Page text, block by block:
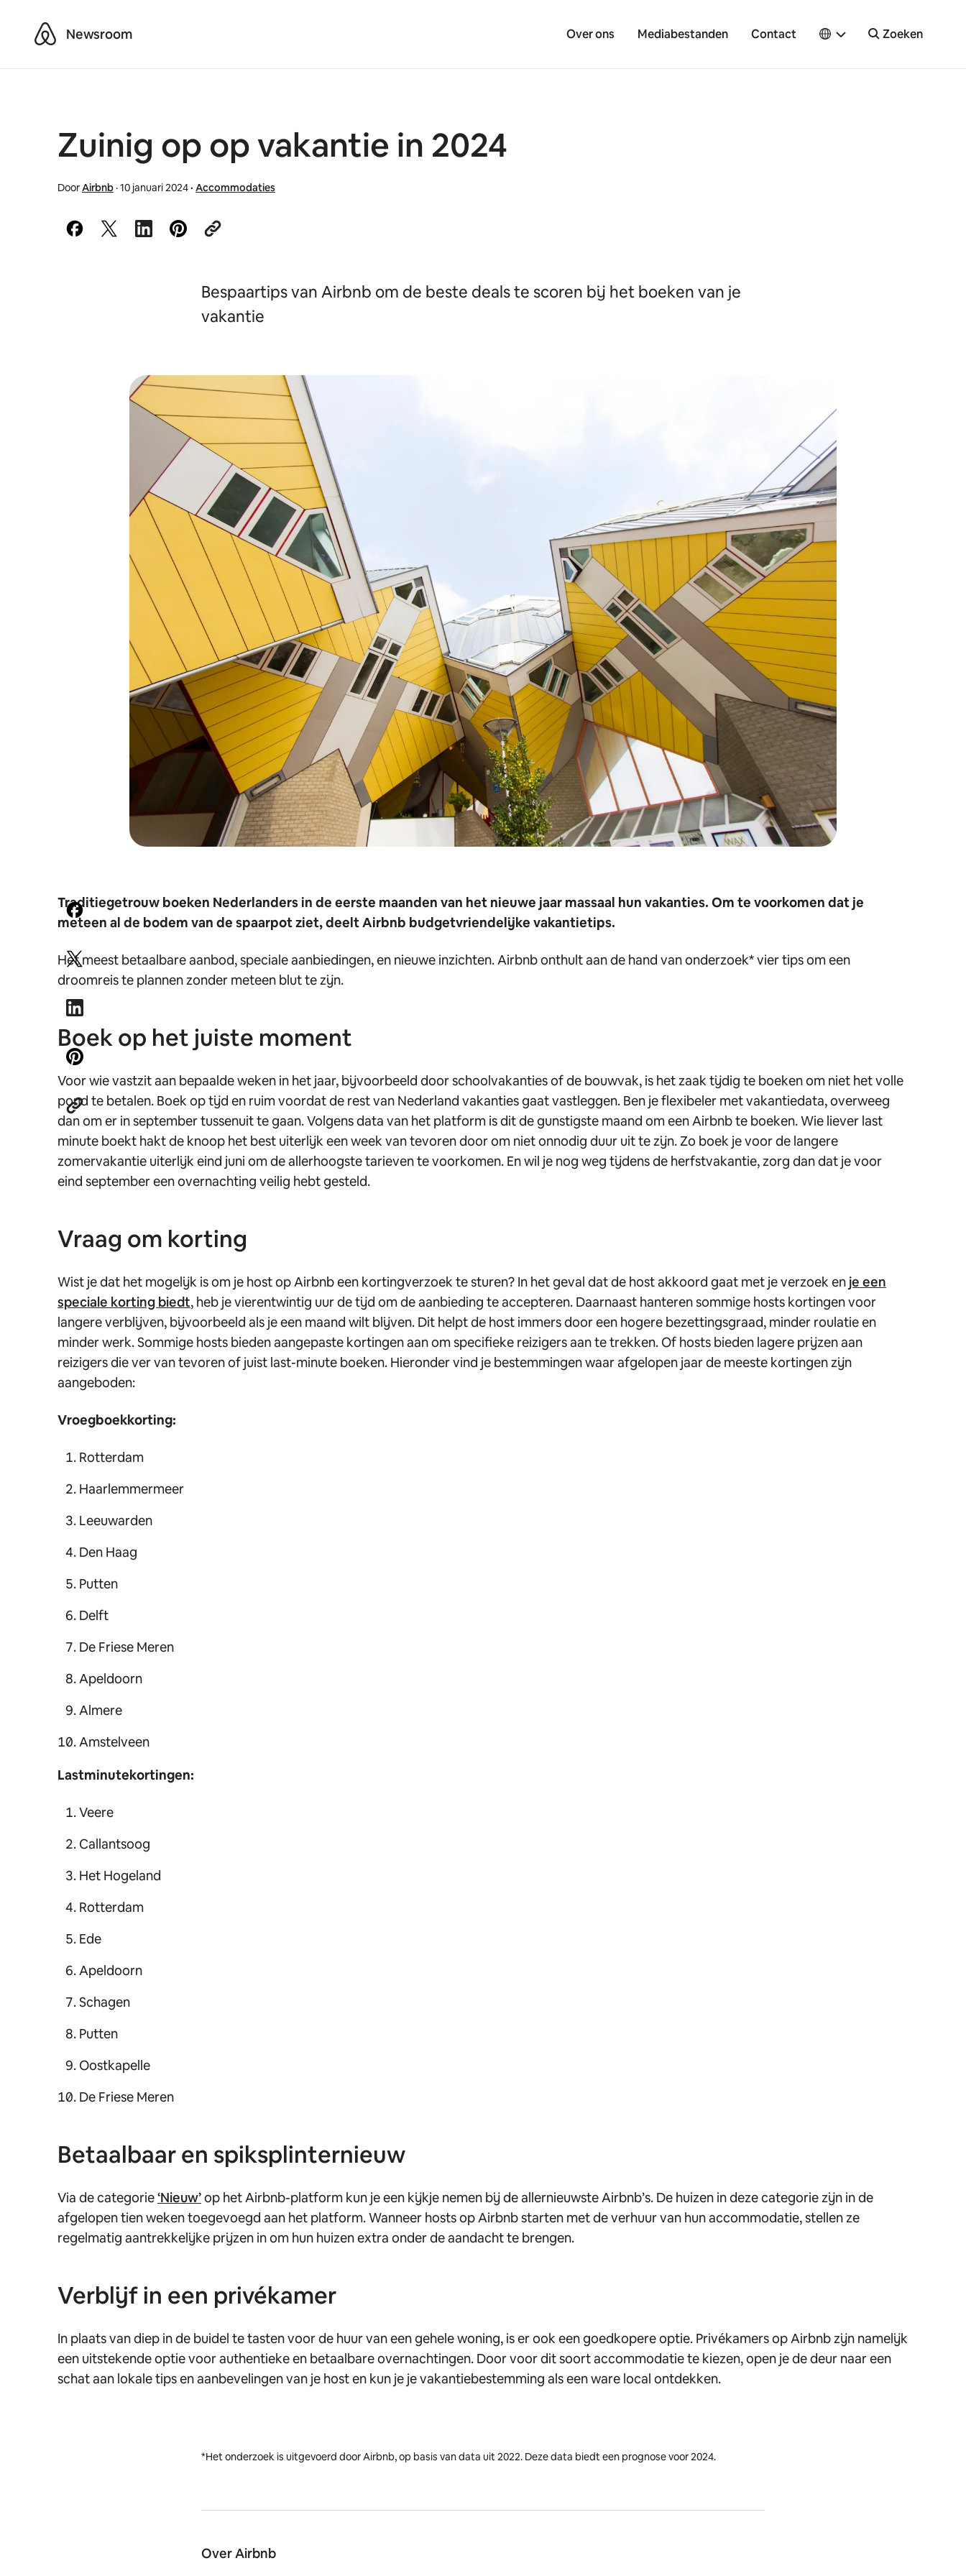
AirbnbNewsroom Over ons Mediabestanden Contact Zoeken
Zuinig op op vakantie in 2024
DoorAirbnb·10 januari 2024· Accommodaties
Bespaartips van Airbnb om de beste deals te scoren bij het boeken van je
vakantie
Traditiegetrouw boeken Nederlanders in de eerste maanden van het nieuwe jaar massaal hun vakanties. Om te voorkomen dat je
meteen al de bodem van de spaarpot ziet, deelt Airbnb budgetvriendelijke vakantietips.
Het meest betaalbare aanbod, speciale aanbiedingen, en nieuwe inzichten. Airbnb onthult aan de hand van onderzoek* vier tips om een
droomreis te plannen zonder meteen blut te zijn.
Boek op het juiste moment
Voor wie vastzit aan bepaalde weken in het jaar, bijvoorbeeld door schoolvakanties of de bouwvak, is het zaak tijdig te boeken om niet het volle
pond te betalen. Boek op tijd en ruim voordat de rest van Nederland vakanties gaat vastleggen. Ben je flexibeler met vakantiedata, overweeg
dan om er in september tussenuit te gaan. Volgens data van het platform is dit de gunstigste maand om een Airbnb te boeken. Wie liever last
minute boekt hakt de knoop het best uiterlijk een week van tevoren door om niet onnodig duur uit te zijn. Zo boek je voor de langere
zomervakantie uiterlijk eind juni om de allerhoogste tarieven te voorkomen. En wil je nog weg tijdens de herfstvakantie, zorg dan dat je voor
eind september een overnachting veilig hebt gesteld.
Vraag om korting
Wist je dat het mogelijk is om je host op Airbnb een kortingverzoek te sturen? In het geval dat de host akkoord gaat met je verzoek en je een
speciale korting biedt, heb je vierentwintig uur de tijd om de aanbieding te accepteren. Daarnaast hanteren sommige hosts kortingen voor
langere verblijven, bijvoorbeeld als je een maand wilt blijven. Dit helpt de host immers door een hogere bezettingsgraad, minder roulatie en
minder werk. Sommige hosts bieden aangepaste kortingen aan om specifieke reizigers aan te trekken. Of hosts bieden lagere prijzen aan
reizigers die ver van tevoren of juist last-minute boeken. Hieronder vind je bestemmingen waar afgelopen jaar de meeste kortingen zijn
aangeboden:
Vroegboekkorting:
Rotterdam
Haarlemmermeer
Leeuwarden
Den Haag
Putten
Delft
De Friese Meren
Apeldoorn
Almere
Amstelveen
Lastminutekortingen:
Veere
Callantsoog
Het Hogeland
Rotterdam
Ede
Apeldoorn
Schagen
Putten
Oostkapelle
De Friese Meren
Betaalbaar en spiksplinternieuw
Via de categorie‘Nieuw’op het Airbnb-platform kun je een kijkje nemen bij de allernieuwste Airbnb’s. De huizen in deze categorie zijn in de
afgelopen tien weken toegevoegd aan het platform. Wanneer hosts op Airbnb starten met de verhuur van hun accommodatie, stellen ze
regelmatig aantrekkelijke prijzen in om hun huizen extra onder de aandacht te brengen.
Verblijf in een privékamer
In plaats van diep in de buidel te tasten voor de huur van een gehele woning, is er ook een goedkopere optie. Privékamers op Airbnb zijn namelijk
een uitstekende optie voor authentieke en betaalbare overnachtingen. Door voor dit soort accommodatie te kiezen, open je de deur naar een
schat aan lokale tips en aanbevelingen van je host en kun je je vakantiebestemming als een ware local ontdekken.
*Het onderzoek is uitgevoerd door Airbnb, op basis van data uit 2022. Deze data biedt een prognose voor 2024.
Over Airbnb